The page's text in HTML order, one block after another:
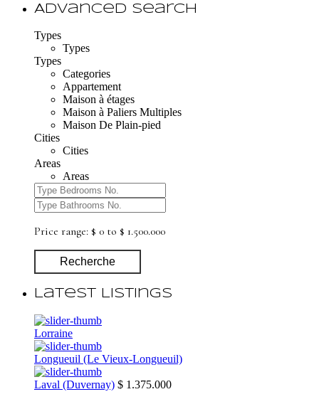
Advanced Search
Types
Types
Types
Categories
Appartement
Maison à étages
Maison à Paliers Multiples
Maison De Plain-pied
Cities
Cities
Areas
Areas
Price range: $ 0 to $ 1.500.000
Recherche
Latest Listings
Lorraine
Longueuil (Le Vieux-Longueuil)
Laval (Duvernay) $ 1.375.000